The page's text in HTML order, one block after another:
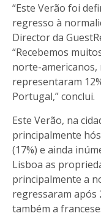
“Este Verão foi
regresso à
Director da
“Recebemos
norte-americanos,
representaram
Portugal,” conclui.
Este Verão, na
principalmente
(17%) e ainda
Lisboa as
principalmente a
regressaram após
também a